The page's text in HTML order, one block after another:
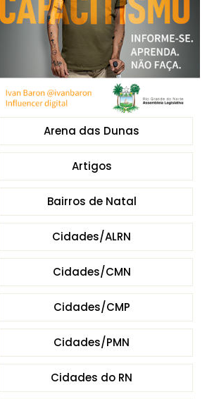
Arena das Dunas
Artigos
Bairros de Natal
Cidades/ALRN
Cidades/CMN
Cidades/CMP
Cidades/PMN
Cidades do RN